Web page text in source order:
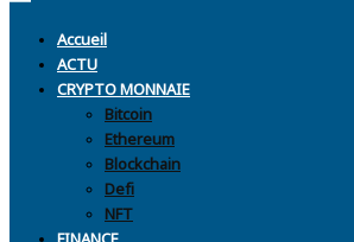
Accueil
ACTU
CRYPTO MONNAIE
Bitcoin
Ethereum
Blockchain
Defi
NFT
FINANCE